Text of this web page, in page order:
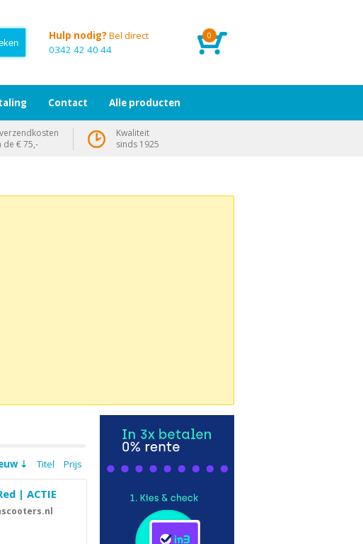
0
Hulp nodig? Bel direct
0342 42 40 44
Titel Prijs
| ACTIE
Contact Alle producten
de € 75,-
Kwaliteit
sinds 1925